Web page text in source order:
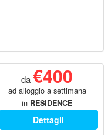
da€400
ad alloggio a settimana
in RESIDENCE
Dettagli